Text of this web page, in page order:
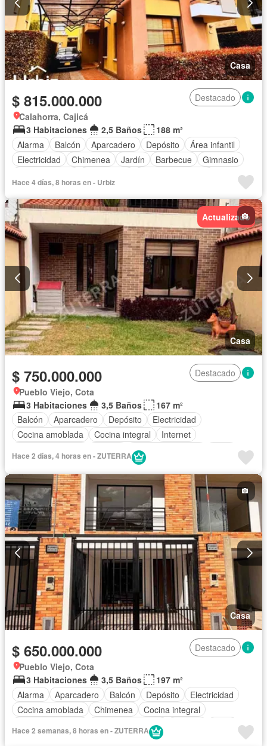
Casa
$ 815.000.000
Destacado
Calahorra, Cajicá
3 Habitaciones
2,5 Baños
188 m²
Alarma
Balcón Aparcadero Depósito
Área infantil
Electricidad
Chimenea Jardín Barbecue
Gimnasio
Cuarto de servicio
Agua
Hace 4 días, 8 horas en - Urbiz
Actualizado
Casa
$ 750.000.000
Destacado
Pueblo Viejo, Cota
3 Habitaciones
3,5 Baños
167 m²
Balcón
Aparcadero Depósito
Electricidad
Cocina amoblada
Cocina integral
Internet
Cuarto de servicio
Patio
Estudio
Alarma
Permite mascotas Permite niños
Hace 2 días, 4 horas en - ZUTERRA
Casa
$ 650.000.000
Destacado
Pueblo Viejo, Cota
3 Habitaciones
3,5 Baños
197 m²
Alarma
Aparcadero Balcón Depósito
Electricidad
Cocina amoblada
Chimenea
Cocina integral
Cuarto de servicio
Vigilante
Permite mascotas
Hace 2 semanas, 8 horas en - ZUTERRA